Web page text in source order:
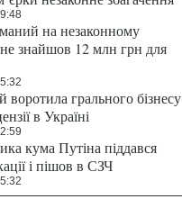
на незаконному
не знайшов 12 млн грн для
воротила грального бізнесу
в Україні
кума Путіна піддався
і пішов в СЗЧ